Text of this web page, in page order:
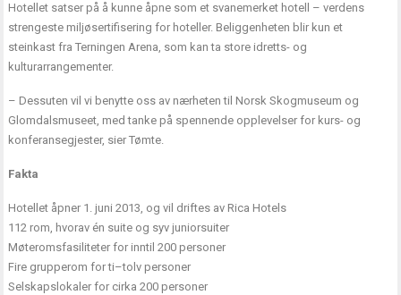
Hotellet satser på å kunne åpne som et svanemerket hotell – verdens
strengeste miljøsertifisering for hoteller. Beliggenheten blir kun et
steinkast fra Terningen Arena, som kan ta store idretts- og
kulturarrangementer.
– Dessuten vil vi benytte oss av nærheten til Norsk Skogmuseum og
Glomdalsmuseet, med tanke på spennende opplevelser for kurs- og
konferansegjester, sier Tømte.
Fakta
Hotellet åpner 1. juni 2013, og vil driftes av Rica Hotels
112 rom, hvorav én suite og syv juniorsuiter
Møteromsfasiliteter for inntil 200 personer
Fire grupperom for ti–tolv personer
Selskapslokaler for cirka 200 personer